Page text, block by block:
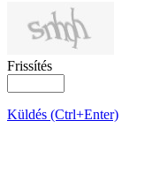
Frissítés
Küldés (Ctrl+Enter)